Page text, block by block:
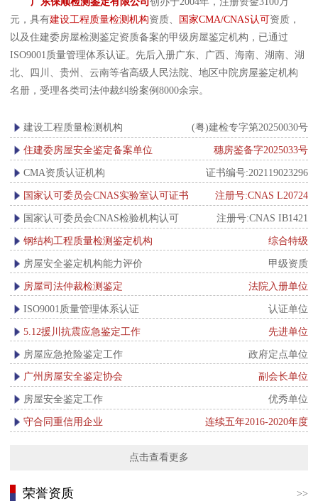
元，具有建设工程质量检测机构资质、 国家CMA/CNAS认可资质，
以及住建委房屋检测鉴定资质备案的甲级房屋鉴定机构，已通过
ISO9001质量管理体系认证。先后入册广东、广西、海南、湖南、湖
北、四川、贵州、云南等省高级人民法院、地区中院房屋鉴定机构
名册，受理各类司法仲裁纠纷案例8000余宗。
建设工程质量检测机构
(粤)建检专字第20250030号
住建委房屋安全鉴定备案单位
穗房鉴备字2025033号
CMA资质认证机构
证书编号:202119023296
国家认可委员会CNAS实验室认可证书
注册号:CNAS L20724
国家认可委员会CNAS检验机构认可
注册号:CNAS IB1421
钢结构工程质量检测鉴定机构
综合特级
房屋安全鉴定机构能力评价
甲级资质
房屋司法仲裁检测鉴定
法院入册单位
ISO9001质量管理体系认证
认证单位
5.12援川抗震应急鉴定工作
先进单位
房屋应急抢险鉴定工作
政府定点单位
广州房屋安全鉴定协会
副会长单位
房屋安全鉴定工作
优秀单位
守合同重信用企业
连续五年2016-2020年度
点击查看更多
荣誉资质 >>